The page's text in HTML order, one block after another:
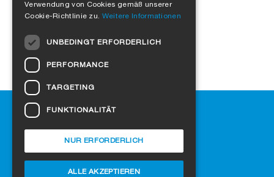
Hilfe
SIGA-Fachhändler finden
Häufig gestellte Fragen
Cookie-Einstellungen
DANISH
Verwendung von Cookies gemäß unserer
Cookie-Richtlinie zu. Weitere Informationen
UNBEDINGT ERFORDERLICH
PERFORMANCE
TARGETING
FUNKTIONALITÄT
ALLE AKZEPTIEREN
NUR ERFORDERLICH